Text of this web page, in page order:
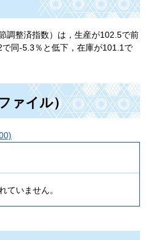
調整済指数）は，生産が102.5で前
同-5.3％と低下，在庫が101.1で
ァイル）
ていません。